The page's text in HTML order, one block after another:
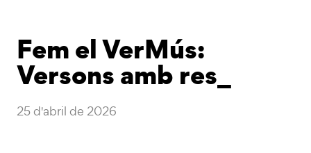
Fem el VerMús:
Versons amb res_
25 d'abril de 2026